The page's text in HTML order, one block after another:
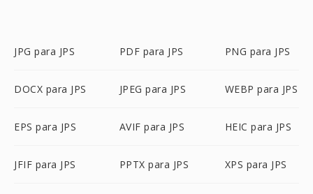
JPG para JPS PDF para JPS PNG para JPS
DOCX para JPS JPEG para JPS WEBP para JPS
EPS para JPS AVIF para JPS HEIC para JPS
JFIF para JPS PPTX para JPS XPS para JPS